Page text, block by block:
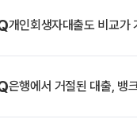
개인회생자대출도 비교가
은행에서 거절된 대출, 뱅